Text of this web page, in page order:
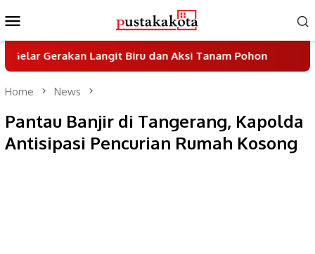
to
contentMenu
Langit Biru dan Aksi Tanam Pohon
Home News
Pantau Banjir di Tangerang, Kapolda
Antisipasi Pencurian Rumah Kosong